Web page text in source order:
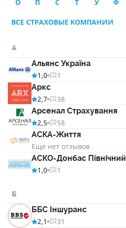
О П С Т У Ф
ВСЕ СТРАХОВЫЕ КОМПАНИИ
А
Альянс Україна
1,0
1
Аркс
2,7
38
Арсенал Страхування
2,5
58
АСКА-Життя
Еще нет отзывов
АСКО-Донбас Північний
1,0
1
Б
ББС Іншуранс
2,1
31